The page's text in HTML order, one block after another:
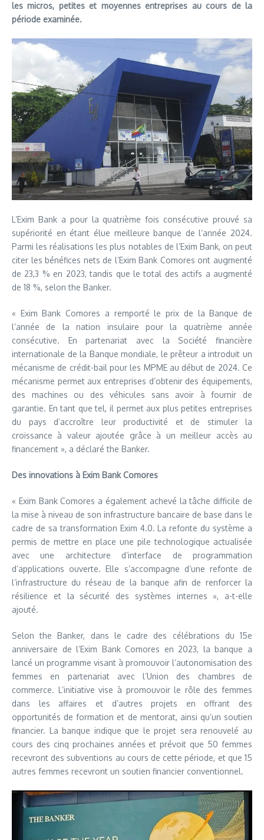
les micros, petites et moyennes entreprises au cours de la
période examinée.
L’Exim Bank a pour la quatrième fois consécutive prouvé sa
supériorité en étant élue meilleure banque de l’année 2024.
Parmi les réalisations les plus notables de l’Exim Bank, on peut
citer les bénéfices nets de l’Exim Bank Comores ont augmenté
de 23,3 % en 2023, tandis que le total des actifs a augmenté
de 18 %, selon the Banker.
« Exim Bank Comores a remporté le prix de la Banque de
l’année de la nation insulaire pour la quatrième année
consécutive. En partenariat avec la Société financière
internationale de la Banque mondiale, le prêteur a introduit un
mécanisme de crédit-bail pour les MPME au début de 2024. Ce
mécanisme permet aux entreprises d’obtenir des équipements,
des machines ou des véhicules sans avoir à fournir de
garantie. En tant que tel, il permet aux plus petites entreprises
du pays d’accroître leur productivité et de stimuler la
croissance à valeur ajoutée grâce à un meilleur accès au
financement », a déclaré the Banker.
Des innovations à Exim Bank Comores
« Exim Bank Comores a également achevé la tâche difficile de
la mise à niveau de son infrastructure bancaire de base dans le
cadre de sa transformation Exim 4.0. La refonte du système a
permis de mettre en place une pile technologique actualisée
avec une architecture d’interface de programmation
d’applications ouverte. Elle s’accompagne d’une refonte de
l’infrastructure du réseau de la banque afin de renforcer la
résilience et la sécurité des systèmes internes », a-t-elle
ajouté.
Selon the Banker, dans le cadre des célébrations du 15e
anniversaire de l’Exim Bank Comores en 2023, la banque a
lancé un programme visant à promouvoir l’autonomisation des
femmes en partenariat avec l’Union des chambres de
commerce. L’initiative vise à promouvoir le rôle des femmes
dans les affaires et d’autres projets en offrant des
opportunités de formation et de mentorat, ainsi qu’un soutien
financier. La banque indique que le projet sera renouvelé au
cours des cinq prochaines années et prévoit que 50 femmes
recevront des subventions au cours de cette période, et que 15
autres femmes recevront un soutien financier conventionnel.